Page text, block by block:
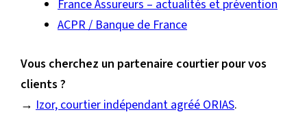
France Assureurs – actualités et prévention
ACPR / Banque de France
Vous cherchez un partenaire courtier pour vos
clients ?
→ Izor, courtier indépendant agréé ORIAS.